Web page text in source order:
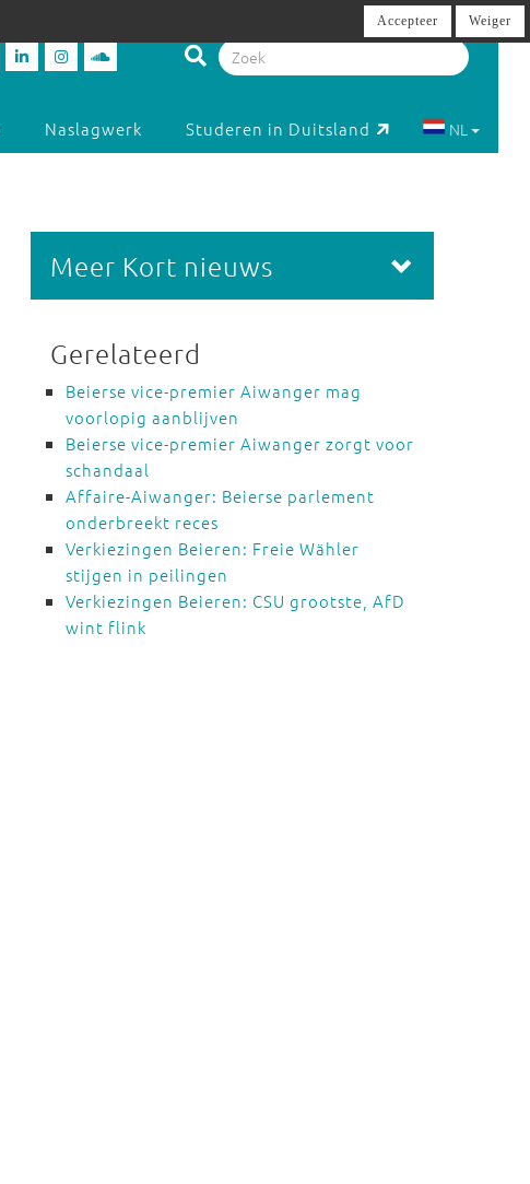
Naslagwerk Studeren in Duitsland NL
Meer Kort nieuws
Gerelateerd
Beierse vice-premier Aiwanger mag
voorlopig aanblijven
Beierse vice-premier Aiwanger zorgt voor
schandaal
Affaire-Aiwanger: Beierse parlement
onderbreekt reces
Verkiezingen Beieren: Freie Wähler
stijgen in peilingen
Verkiezingen Beieren: CSU grootste, AfD
wint flink
Accepteer Weiger